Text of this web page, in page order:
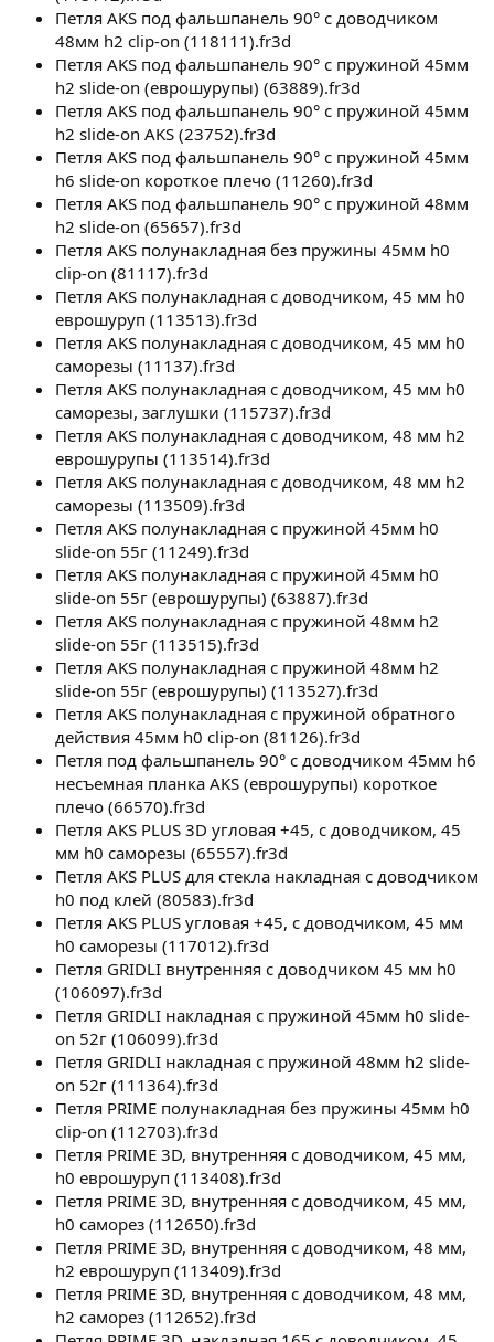
Петля AKS под фальшпанель 90° с доводчиком
48мм h2 clip-on (118111).fr3d
Петля AKS под фальшпанель 90° с пружиной 45мм
h2 slide-on (еврошурупы) (63889).fr3d
Петля AKS под фальшпанель 90° с пружиной 45мм
h2 slide-on AKS (23752).fr3d
Петля AKS под фальшпанель 90° с пружиной 45мм
h6 slide-on короткое плечо (11260).fr3d
Петля AKS под фальшпанель 90° с пружиной 48мм
h2 slide-on (65657).fr3d
Петля AKS полунакладная без пружины 45мм h0
clip-on (81117).fr3d
Петля AKS полунакладная с доводчиком, 45 мм h0
еврошуруп (113513).fr3d
Петля AKS полунакладная с доводчиком, 45 мм h0
саморезы (11137).fr3d
Петля AKS полунакладная с доводчиком, 45 мм h0
саморезы, заглушки (115737).fr3d
Петля AKS полунакладная с доводчиком, 48 мм h2
еврошурупы (113514).fr3d
Петля AKS полунакладная с доводчиком, 48 мм h2
саморезы (113509).fr3d
Петля AKS полунакладная с пружиной 45мм h0
slide-on 55г (11249).fr3d
Петля AKS полунакладная с пружиной 45мм h0
slide-on 55г (еврошурупы) (63887).fr3d
Петля AKS полунакладная с пружиной 48мм h2
slide-on 55г (113515).fr3d
Петля AKS полунакладная с пружиной 48мм h2
slide-on 55г (еврошурупы) (113527).fr3d
Петля AKS полунакладная с пружиной обратного
действия 45мм h0 clip-on (81126).fr3d
Петля под фальшпанель 90° с доводчиком 45мм h6
несъемная планка AKS (еврошурупы) короткое
плечо (66570).fr3d
Петля AKS PLUS 3D угловая +45, с доводчиком, 45
мм h0 саморезы (65557).fr3d
Петля AKS PLUS для стекла накладная с доводчиком
h0 под клей (80583).fr3d
Петля AKS PLUS угловая +45, с доводчиком, 45 мм
h0 саморезы (117012).fr3d
Петля GRIDLI внутренняя с доводчиком 45 мм h0
(106097).fr3d
Петля GRIDLI накладная с пружиной 45мм h0 slide-
on 52г (106099).fr3d
Петля GRIDLI накладная с пружиной 48мм h2 slide-
on 52г (111364).fr3d
Петля PRIME полунакладная без пружины 45мм h0
clip-on (112703).fr3d
Петля PRIME 3D, внутренняя с доводчиком, 45 мм,
h0 еврошуруп (113408).fr3d
Петля PRIME 3D, внутренняя с доводчиком, 45 мм,
h0 саморез (112650).fr3d
Петля PRIME 3D, внутренняя с доводчиком, 48 мм,
h2 еврошуруп (113409).fr3d
Петля PRIME 3D, внутренняя с доводчиком, 48 мм,
h2 саморез (112652).fr3d